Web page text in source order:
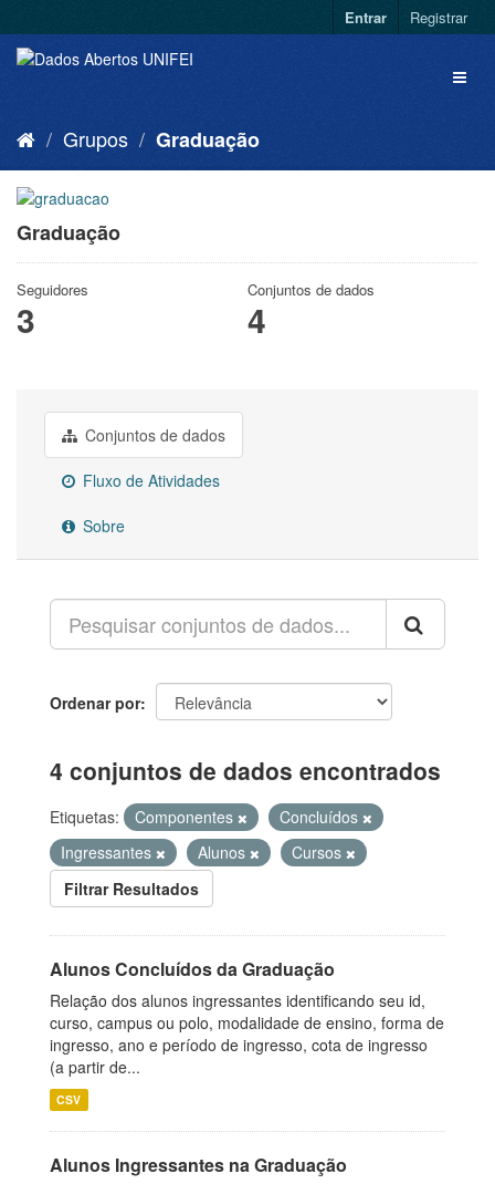
Entrar Registrar
Grupos Graduação
Graduação
Seguidores
3
Conjuntos de dados
4
Conjuntos de dados
Fluxo de Atividades
Sobre
Ordenar por
4 conjuntos de dados encontrados
Etiquetas: Componentes
Concluídos
Ingressantes
Alunos
Cursos
Filtrar Resultados
Alunos Concluídos da Graduação
Relação dos alunos ingressantes identificando seu id,
curso, campus ou polo, modalidade de ensino, forma de
ingresso, ano e período de ingresso, cota de ingresso
(a partir de...
CSV
Alunos Ingressantes na Graduação